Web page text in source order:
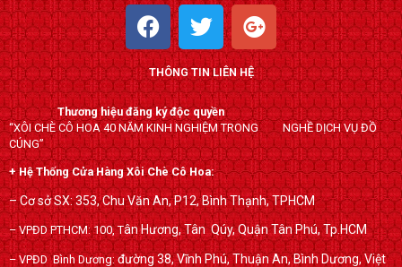
F
a
c
e
b
o
o
k
T
w
i
t
t
e
r
G
o
o
g
l
e
-
p
l
u
s
THÔNG TIN LIÊN HỆ
Thương hiệu đăng ký độc quyền
“XÔI CHÈ CÔ HOA 40 NĂM KINH NGHIỆM TRONG NGHỀ DỊCH VỤ ĐỒ
CÚNG”
+ Hệ Thống Cửa Hàng Xôi Chè Cô Hoa:
– Cơ sở SX: 353, Chu Văn An, P12, Bình Thạnh, TPHCM
– VPĐD PTHCM: 100, Tân Hương, Tân Qúy,Quận Tân Phú, Tp.HCM
– VPĐD Bình Dương:đường 38, Vĩnh Phú, Thuận An, Bình Dương, Việt